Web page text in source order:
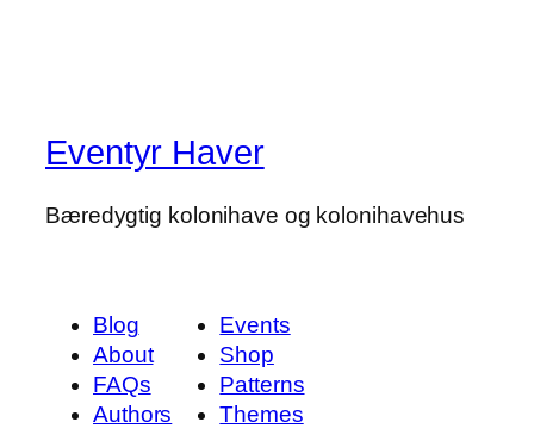
Eventyr Haver
Bæredygtig kolonihave og kolonihavehus
Blog
About
FAQs
Authors
Events
Shop
Patterns
Themes